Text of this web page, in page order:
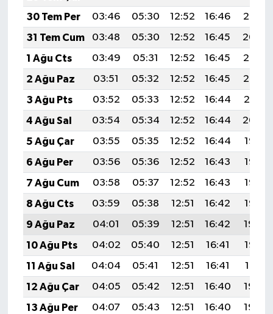
30 Tem Per
03:46 05:30 12:52 16:46
20:05
31 Tem Cum
03:48 05:30 12:52 16:45
20:04
1 Ağu Cts
03:49 05:31 12:52 16:45
20:03
2 Ağu Paz
03:51 05:32 12:52 16:45
20:02
3 Ağu Pts
03:52 05:33 12:52 16:44
20:01
4 Ağu Sal
03:54 05:34 12:52 16:44
20:00
5 Ağu Çar
03:55 05:35 12:52 16:44
19:58
6 Ağu Per
03:56 05:36 12:52 16:43
19:57
7 Ağu Cum
03:58 05:37 12:52 16:43
19:56
8 Ağu Cts
03:59 05:38 12:51 16:42
19:55
9 Ağu Paz
04:01 05:39 12:51 16:42
19:54
10 Ağu Pts
04:02 05:40 12:51 16:41
19:52
11 Ağu Sal
04:04 05:41 12:51 16:41
19:51
12 Ağu Çar
04:05 05:42 12:51 16:40
19:50
13 Ağu Per
04:07 05:43 12:51 16:40
19:49